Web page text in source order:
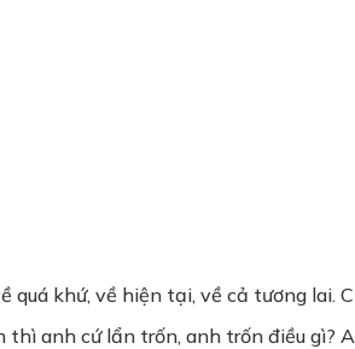
quá khứ, về hiện tại, về cả tương lai.
anh cứ lẩn trốn, anh trốn điều gì?